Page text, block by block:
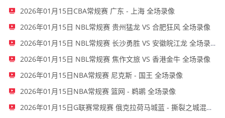
2026年01月15日CBA常规赛 广东 - 上海 全场录像
2026年01月15日 NBL常规赛 贵州猛龙 VS 合肥狂风 全场录像
2026年01月15日 NBL常规赛 长沙勇胜 VS 安徽皖江龙 全场录像
2026年01月15日 NBL常规赛 焦作文旅 VS 香港金牛 全场录像
2026年01月15日NBA常规赛 尼克斯 - 国王 全场录像
2026年01月15日NBA常规赛 篮网 - 鹈鹕 全场录像
2026年01月15日G联赛常规赛 俄克拉荷马城蓝 - 撕裂之城混音 全场录像